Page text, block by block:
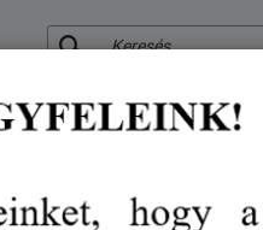
KERESÉS
ADATOK SZOLGÁLTATÁSOK